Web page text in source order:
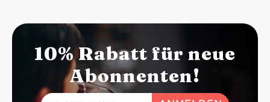
Geruch: Haselnuss, Heu,
Tabakwürze
Geschmack: frisch, lebendig,
cremige Perlage
würzige
Farbe:
Geruch:
Minze,
10% Rabatt für neue
Abonnenten!